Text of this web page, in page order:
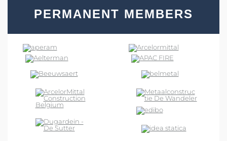
PERMANENT MEMBERS